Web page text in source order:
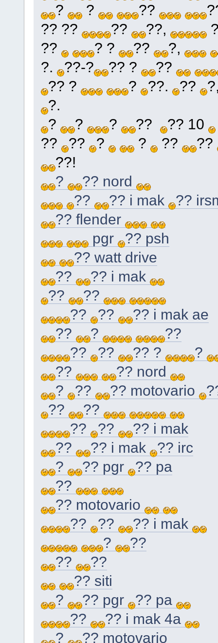
?
? ??
?? ??
?? ??,
??
? ? ??
?,
?.
??-? ?? ?
??
?? ?
? ??. ??
?.
?
? ? ??
?? 10
??
?? ? ? ??
??
??!
?
?? nord
??
?? i mak
??
?? flender
pgr
?? psh
?? watt drive
??
?? i mak
??
??
??
??
?? i mak ae
??
?
??
??
?? ?? ?
?
??
?? nord
?
?? ?? motovario
??
??
??
??
?? i mak
??
?? i mak
?? irc
?
?? pgr
?? pa
??
?? motovario
??
??
?? i mak
?
??
??
??
?? siti
?
?? pgr
?? pa
??
?? i mak 4a
?
?? motovario